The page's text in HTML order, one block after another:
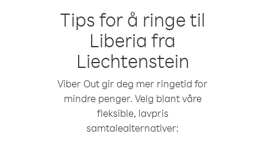
Tips for å ringe til
Liberia fra
Liechtenstein
Viber Out gir deg mer ringetid for
mindre penger. Velg blant våre
fleksible, lavpris
samtalealternativer: